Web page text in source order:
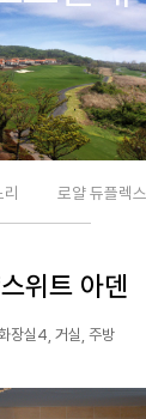
로얄 듀플렉스
위트 아덴
장실4, 거실, 주방